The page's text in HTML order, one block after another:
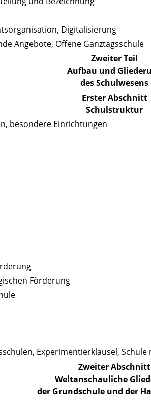
Digitalisierung
Angebote, Offene Ganztagsschule
Zweiter Teil
Aufbau und
des Schulwesens
Erster Abschnitt
Schulstruktur
besondere Einrichtungen
Förderung
Experimentierklausel,
Zweiter Abschnitt
Weltanschauliche
der Grundschule und der